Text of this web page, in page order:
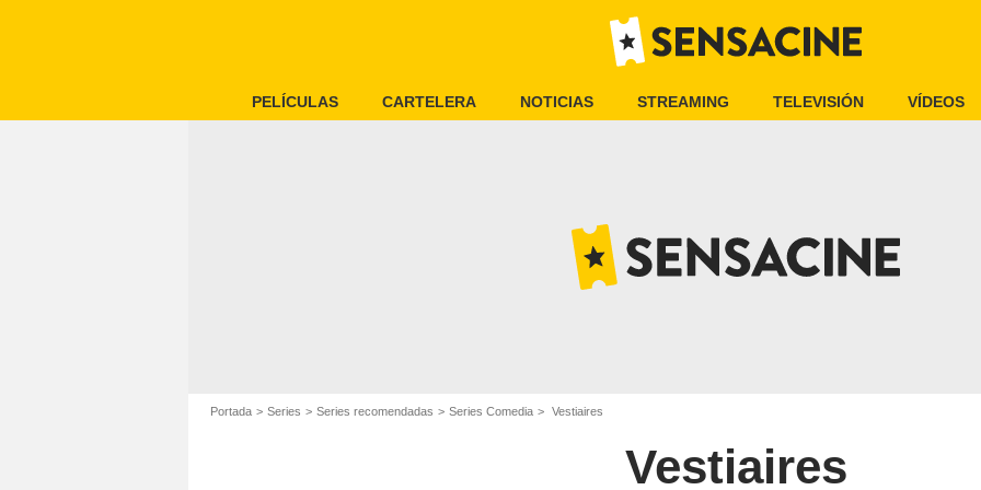
PELÍCULAS CARTELERA NOTICIAS STREAMING TELEVISIÓN VÍDEOS
Portada Series Series recomendadas Series Comedia Vestiaires
Vestiaires